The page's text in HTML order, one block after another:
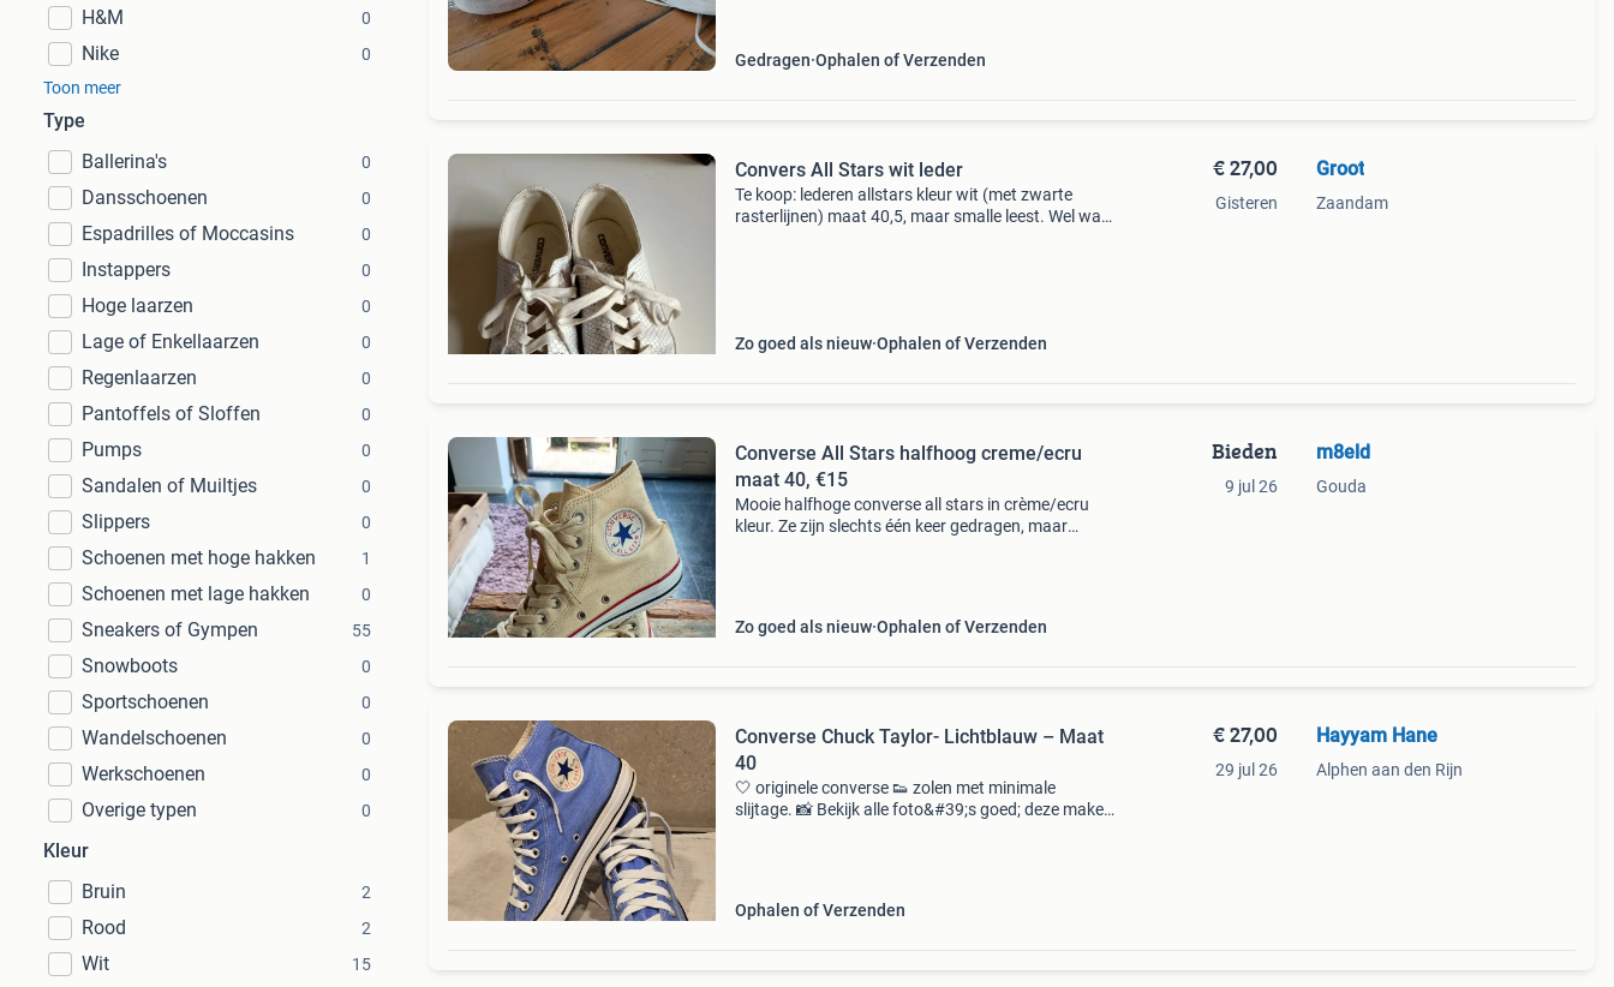
H&M 0
Nike
0
Toon meer
Type
Ballerina's
0
Dansschoenen 0
Espadrilles of Moccasins 0
Instappers 0
Hoge laarzen 0
Lage of Enkellaarzen 0
Regenlaarzen 0
Pantoffels of Sloffen 0
Pumps 0
Sandalen of Muiltjes 0
Slippers 0
Schoenen met hoge hakken 1
Schoenen met lage hakken 0
Sneakers of Gympen 55
Snowboots 0
Sportschoenen 0
Wandelschoenen 0
Werkschoenen 0
Overige typen 0
Kleur
Bruin
2
Rood 2
Wit 15
Gedragen Ophalen of Verzenden
Convers All Stars wit leder
Te koop: lederen allstars kleur wit (met zwarte
rasterlijnen) maat 40,5, maar smalle leest. Wel wat
Zo goed als nieuw Ophalen of Verzenden
€ 27,00
Gisteren
Groot
Zaandam
Converse All Stars halfhoog creme/ecru
maat 40, €15
Mooie halfhoge converse all stars in crème/ecru
kleur. Ze zijn slechts één keer gedragen, maar
Zo goed als nieuw Ophalen of Verzenden
Bieden
9 jul 26
m8eld
Gouda
Converse Chuck Taylor- Lichtblauw – Maat
40
🤍 originele converse 👟 zolen met minimale
slijtage. 📸 Bekijk alle foto&#39;s goed; deze maken
Ophalen of Verzenden
€ 27,00
29 jul 26
Hayyam Hane
Alphen aan den Rijn